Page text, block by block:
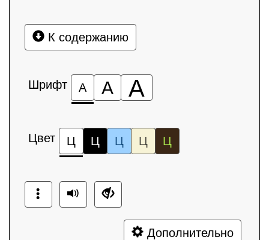
К содержанию
Шрифт А А А
Цвет Ц Ц Ц Ц Ц
Дополнительно